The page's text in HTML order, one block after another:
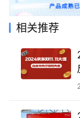
相关推荐